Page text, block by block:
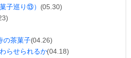
子巡り⑬） (05.30)
の茶菓子(04.26)
らせられるか(04.18)